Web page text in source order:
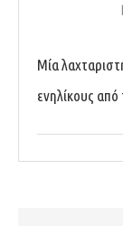
Μία
ενηλίκους